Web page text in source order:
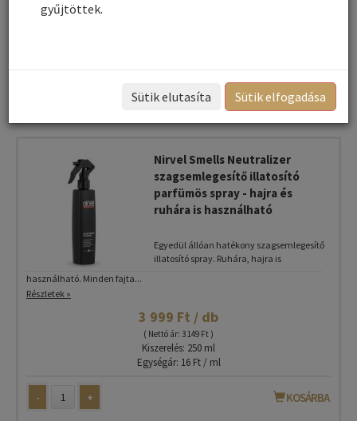
Összes gyártó
Rendezés - Gyártók - szerint:
Következő › »
Nirvel Smells Neutralizer
szagsemlegesítő illatosító
parfümös spray - hajra és
ruhára is használható
Egyedül állóan hatékony szagsemlegesítő
illatosító spray. Ruhára, hajra is
használható. Minden fajta...
Részletek »
3 999 Ft / db
( Nettó ár: 3 149 Ft )
Kiszerelés: 250 ml
Egységár: 16 Ft / ml
- + KOSÁRBA
gyűjtöttek.
Sütik elutasíta Sütik elfogadása